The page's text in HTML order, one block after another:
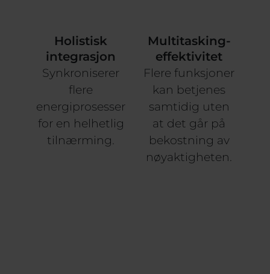
Holistisk
integrasjon
Synkroniserer
flere
energiprosesser
for en helhetlig
tilnærming.
Multitasking-
effektivitet
Flere funksjoner
kan betjenes
samtidig uten
at det går på
bekostning av
nøyaktigheten.